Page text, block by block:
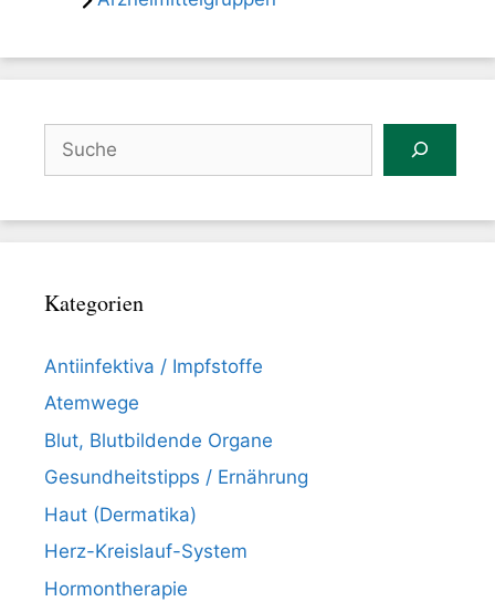
Kategorien
Antiinfektiva / Impfstoffe
Atemwege
Blut, Blutbildende Organe
Gesundheitstipps / Ernährung
Haut (Dermatika)
Herz-Kreislauf-System
Hormontherapie